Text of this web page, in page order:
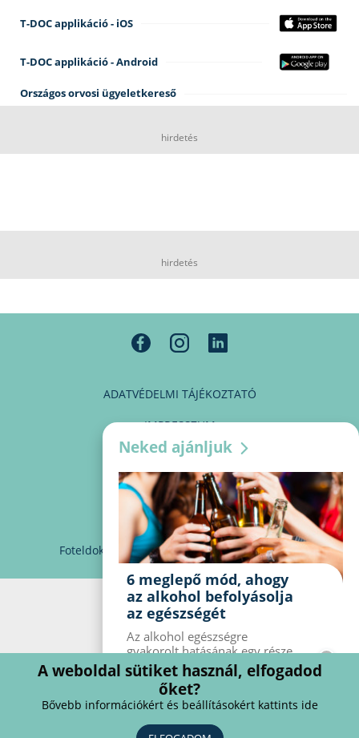
T-DOC applikáció - iOS
T-DOC applikáció - Android
Országos orvosi ügyeletkereső
hirdetés
hirdetés
ADATVÉDELMI TÁJÉKOZTATÓ
IMPRESSZUM
MÉDIAAJÁNLAT
PARTNEREINK
KAPCSOLAT
Foteldoki info@foteldoki.hu Süti beállítások
Neked ajánljuk
6 meglepő mód, ahogy
az alkohol befolyásolja
az egészségét
Az alkohol egészségre
gyakorolt ​​hatásának egy része
jól ismert, mások azonban
meglepők lehetnek. Van hat
kevésbé ismert hatás, amelyet
az alkohol gyakorol a
szervezetre.
A weboldal sütiket használ, elfogadod
őket?
Bővebb információkért és beállításokért kattints ide